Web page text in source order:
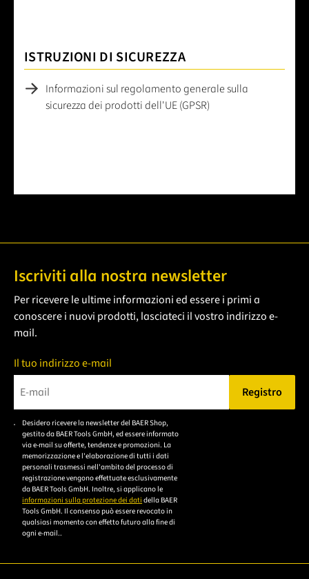
ISTRUZIONI DI SICUREZZA
Informazioni sul regolamento generale sulla
sicurezza dei prodotti dell'UE (GPSR)
Iscriviti alla nostra newsletter
Per ricevere le ultime informazioni ed essere i primi a
conoscere i nuovi prodotti, lasciateci il vostro indirizzo e-
mail.
Il tuo indirizzo e-mail
Bitte geben Sie eine gültige E-Mail-Adresse ein.
Registro
Desidero ricevere la newsletter del BAER Shop,
gestito da BAER Tools GmbH, ed essere informato
via e-mail su offerte, tendenze e promozioni. La
memorizzazione e l'elaborazione di tutti i dati
personali trasmessi nell'ambito del processo di
registrazione vengono effettuate esclusivamente
da BAER Tools GmbH. Inoltre, si applicano le
informazioni sulla protezione dei dati della BAER
Tools GmbH. Il consenso può essere revocato in
qualsiasi momento con effetto futuro alla fine di
ogni e-mail..